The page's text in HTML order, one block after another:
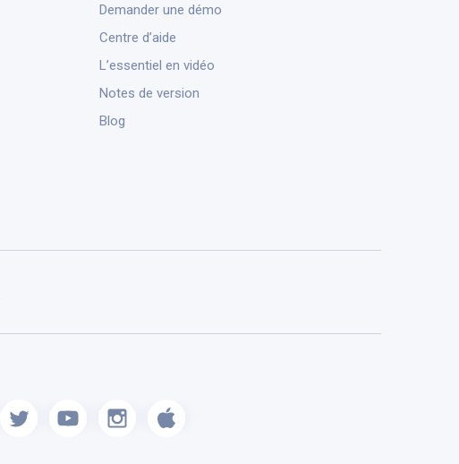
Demander une démo
Centre d’aide
L’essentiel en vidéo
Notes de version
Blog